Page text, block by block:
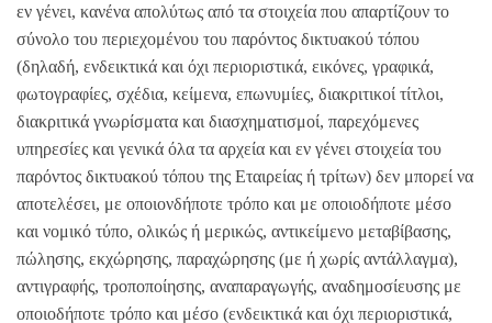
εν γένει, κανένα απολύτως από τα στοιχεία που απαρτίζουν το
σύνολο του περιεχομένου του παρόντος δικτυακού τόπου
(δηλαδή, ενδεικτικά και όχι περιοριστικά, εικόνες, γραφικά,
φωτογραφίες, σχέδια, κείμενα, επωνυμίες, διακριτικοί τίτλοι,
διακριτικά γνωρίσματα και διασχηματισμοί, παρεχόμενες
υπηρεσίες και γενικά όλα τα αρχεία και εν γένει στοιχεία του
παρόντος δικτυακού τόπου της Εταιρείας ή τρίτων) δεν μπορεί να
αποτελέσει, με οποιονδήποτε τρόπο και με οποιοδήποτε μέσο
και νομικό τύπο, ολικώς ή μερικώς, αντικείμενο μεταβίβασης,
πώλησης, εκχώρησης, παραχώρησης (με ή χωρίς αντάλλαγμα),
αντιγραφής, τροποποίησης, αναπαραγωγής, αναδημοσίευσης με
οποιοδήποτε τρόπο και μέσο (ενδεικτικά και όχι περιοριστικά,